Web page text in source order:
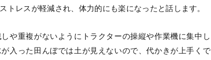
トレスが軽減され、体力的にも楽になったと話します。
しや重複がないようにトラクターの操縦や作業機に集中し
入った田んぼでは土が見えないので、代かきが上手くで